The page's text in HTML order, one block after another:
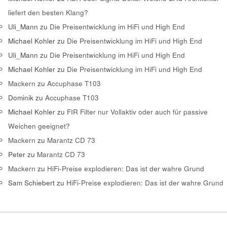
liefert den besten Klang?
Uli_Mann zu Die Preisentwicklung im HiFi und High End
Michael Kohler zu Die Preisentwicklung im HiFi und High End
Uli_Mann zu Die Preisentwicklung im HiFi und High End
Michael Kohler zu Die Preisentwicklung im HiFi und High End
Mackern zu Accuphase T103
Dominik zu Accuphase T103
Michael Kohler zu FIR Filter nur Vollaktiv oder auch für passive
Weichen geeignet?
Mackern zu Marantz CD 73
Peter zu Marantz CD 73
Mackern zu HiFi-Preise explodieren: Das ist der wahre Grund
Sam Schiebert zu HiFi-Preise explodieren: Das ist der wahre Grund